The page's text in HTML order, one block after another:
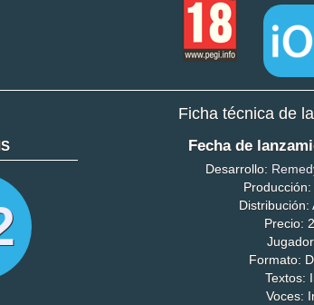
Ficha técnica de
Fecha de
Desarrollo:
Producción:
Distribución:
Precio:
Formato:
Textos:
Voces: